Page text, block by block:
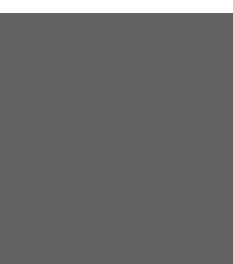
大阪いずみ市民生協